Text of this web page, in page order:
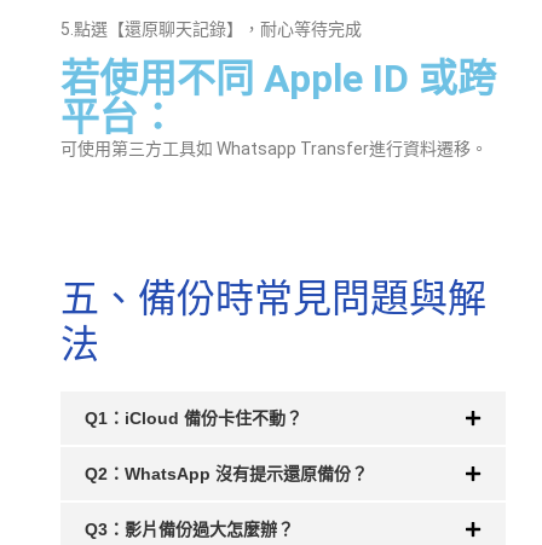
5.點選【還原聊天記錄】，耐心等待完成
若使用不同 Apple ID 或跨
平台：
可使用第三方工具如 Whatsapp Transfer進行資料遷移。
五、備份時常見問題與解
法
Q1：iCloud 備份卡住不動？
Q2：WhatsApp 沒有提示還原備份？
Q3：影片備份過大怎麼辦？